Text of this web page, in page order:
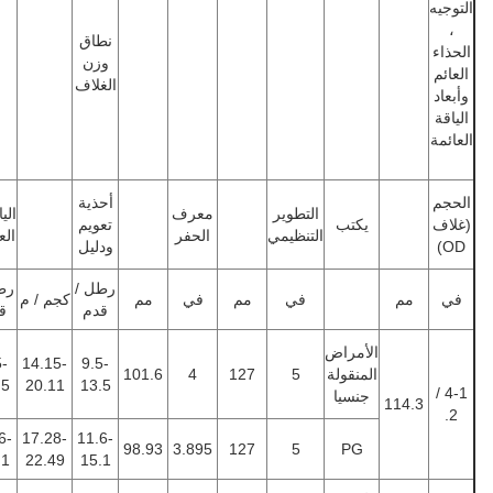
يكتب
التطوير
التنظيمي
معرف
الحفر
تعويم
ودليل
الياقات
العائمة
في مم
قدم
كجم / م
رطل /
قدم
كجم / م
جنسيا
127
101.6
13.5
20.11
9.5-
13.5
14.15-
20.11
3.895
98.93
15.1
17.28-
22.49
11.6-
15.1
14.15-
20.11